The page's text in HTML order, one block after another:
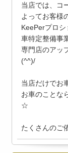
当店では、コ
よってお客様
KeePerプロ
車特定整備事
専門店のアッ
(^^)/
当店だけでお
お車のことな
☆
たくさんのご